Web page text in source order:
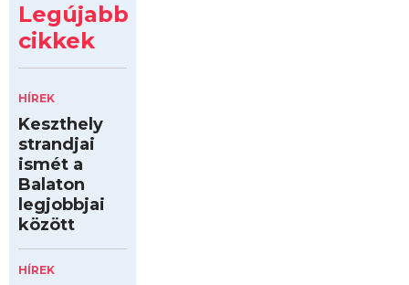
Legújabb
cikkek
HÍREK
Keszthely
strandjai
ismét a
Balaton
legjobbjai
között
HÍREK